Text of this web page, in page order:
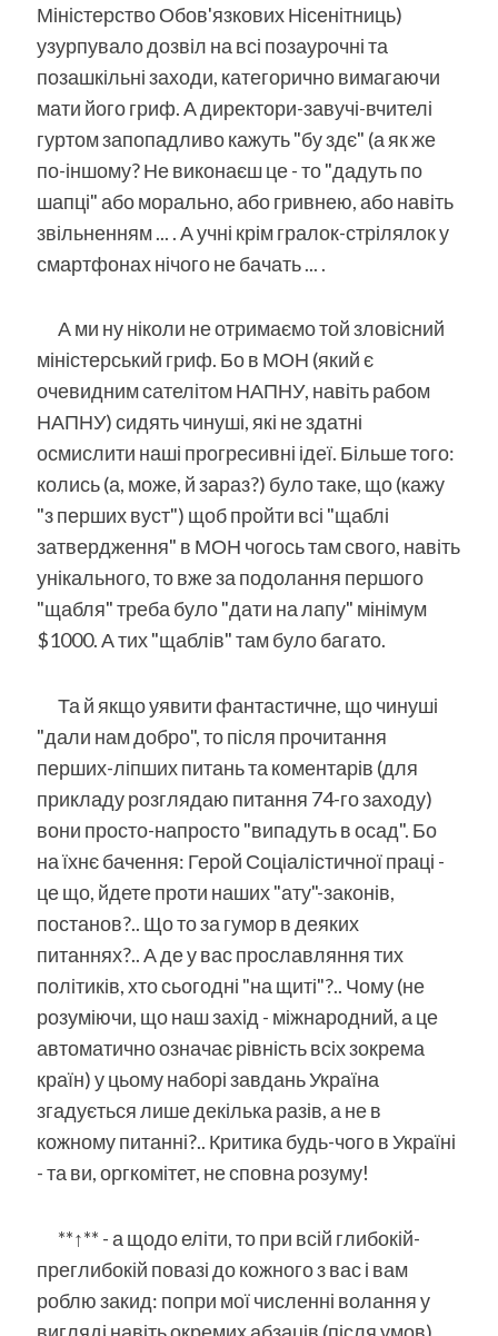
Міністерство Обов'язкових Нісенітниць)
узурпувало дозвіл на всі позаурочні та
позашкільні заходи, категорично вимагаючи
мати його гриф. А директори-завучі-вчителі
гуртом запопадливо кажуть "бу здє" (а як же
по-іншому? Не виконаєш це - то "дадуть по
шапці" або морально, або гривнею, або навіть
звільненням ... . А учні крім гралок-стрілялок у
смартфонах нічого не бачать ... .
А ми ну ніколи не отримаємо той зловісний
міністерський гриф. Бо в МОН (який є
очевидним сателітом НАПНУ, навіть рабом
НАПНУ) сидять чинуші, які не здатні
осмислити наші прогресивні ідеї. Більше того:
колись (а, може, й зараз?) було таке, що (кажу
"з перших вуст") щоб пройти всі "щаблі
затвердження" в МОН чогось там свого, навіть
унікального, то вже за подолання першого
"щабля" треба було "дати на лапу" мінімум
$1000. А тих "щаблів" там було багато.
Та й якщо уявити фантастичне, що чинуші
"дали нам добро", то після прочитання
перших-ліпших питань та коментарів (для
прикладу розглядаю питання 74-го заходу)
вони просто-напросто "випадуть в осад". Бо
на їхнє бачення: Герой Соціалістичної праці -
це що, йдете проти наших "ату"-законів,
постанов?.. Що то за гумор в деяких
питаннях?.. А де у вас прославляння тих
політиків, хто сьогодні "на щиті"?.. Чому (не
розуміючи, що наш захід - міжнародний, а це
автоматично означає рівність всіх зокрема
країн) у цьому наборі завдань Україна
згадується лише декілька разів, а не в
кожному питанні?.. Критика будь-чого в Україні
- та ви, оргкомітет, не сповна розуму!
**↑** - а щодо еліти, то при всій глибокій-
преглибокій повазі до кожного з вас і вам
роблю закид: попри мої численні волання у
вигляді навіть окремих абзаців (після умов)